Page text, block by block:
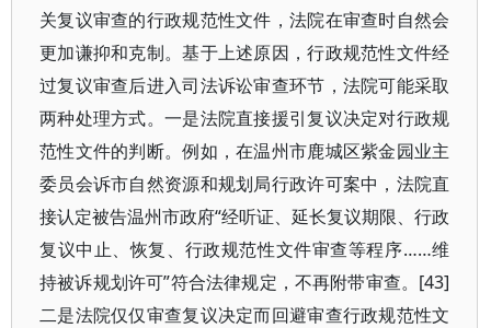
关复议审查的行政规范性文件，法院在审查时自然会
更加谦抑和克制。基于上述原因，行政规范性文件经
过复议审查后进入司法诉讼审查环节，法院可能采取
两种处理方式。一是法院直接援引复议决定对行政规
范性文件的判断。例如，在温州市鹿城区紫金园业主
委员会诉市自然资源和规划局行政许可案中，法院直
接认定被告温州市政府“经听证、延长复议期限、行政
复议中止、恢复、行政规范性文件审查等程序……维
持被诉规划许可”符合法律规定，不再附带审查。[43]
二是法院仅仅审查复议决定而回避审查行政规范性文